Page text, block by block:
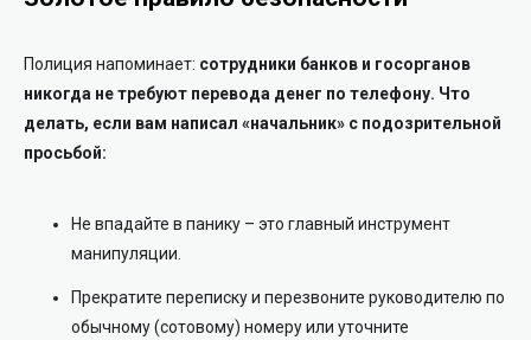
Полиция напоминает: сотрудники банков и госорганов
никогда не требуют перевода денег по телефону. Что
делать, если вам написал «начальник» с подозрительной
просьбой:
Не впадайте в панику – это главный инструмент
манипуляции.
Прекратите переписку и перезвоните руководителю по
обычному (сотовому) номеру или уточните